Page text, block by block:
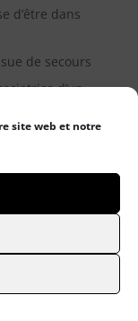
site web et notre
d’être dans
de secours
d’un
légales
digitale